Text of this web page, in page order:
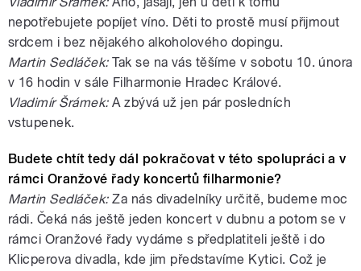
nepotřebujete popíjet víno. Děti to prostě musí přijmout
srdcem i bez nějakého alkoholového dopingu.
Martin Sedláček:Tak se na vás těšíme v sobotu 10. února
v 16 hodin v sále Filharmonie Hradec Králové.
Vladimír Šrámek:A zbývá už jen pár posledních
vstupenek.
Budete chtít tedy dál pokračovat v této spolupráci a v
rámci Oranžové řady koncertů filharmonie?
Martin Sedláček:Za nás divadelníky určitě, budeme moc
rádi. Čeká nás ještě jeden koncert v dubnu a potom se v
rámci Oranžové řady vydáme s předplatiteli ještě i do
Klicperova divadla, kde jim představíme Kytici. Což je